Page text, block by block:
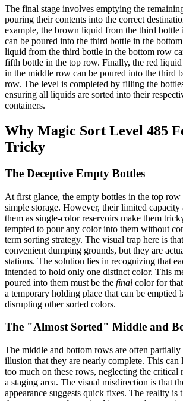
The final stage involves emptying the
pouring their contents into the correct
example, the brown liquid from the third bottle
can be poured into the third bottle in the
liquid from the third bottle in the bottom row
fifth bottle in the top row. Finally, the red
in the middle row can be poured into the third
row. The level is completed by filling the
ensuring all liquids are sorted into their
containers.
Why Magic Sort Level 485
Tricky
The Deceptive Empty Bottles
At first glance, the empty bottles in the top
simple storage. However, their limited capacity
them as single-color reservoirs make them
tempted to pour any color into them without
term sorting strategy. The visual trap here is
convenient dumping grounds, but they are
stations. The solution lies in recognizing that
intended to hold only one distinct color. This
poured into them must be the final color for
a temporary holding place that can be emptied
disrupting other sorted colors.
The "Almost Sorted" Middle and
The middle and bottom rows are often
illusion that they are nearly complete. This can
too much on these rows, neglecting the critical
a staging area. The visual misdirection is that
appearance suggests quick fixes. The reality is